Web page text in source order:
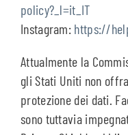
policy?_l=it_IT
Instagram: https://
Attualmente la
gli Stati Uniti non
protezione dei dati.
sono tuttavia